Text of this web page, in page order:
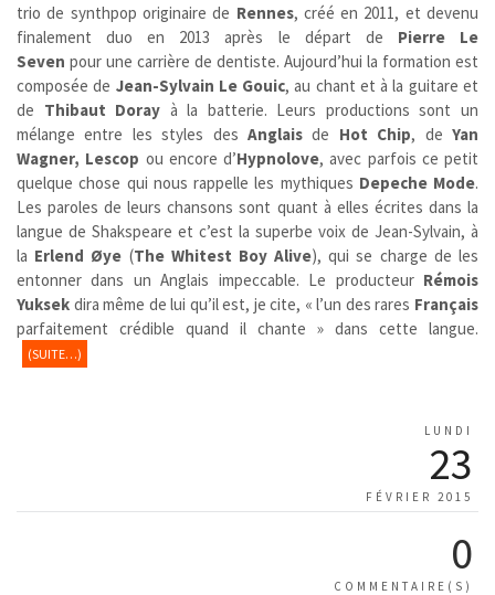
trio de synthpop originaire de Rennes, créé en 2011, et devenu
finalement duo en 2013 après le départ de Pierre Le
Seven pour une carrière de dentiste. Aujourd’hui la formation est
composée de Jean-Sylvain Le Gouic, au chant et à la guitare et
de Thibaut Doray à la batterie. Leurs productions sont un
mélange entre les styles des Anglais de Hot Chip, deYan
Wagner, Lescop ou encore d’Hypnolove, avec parfois ce petit
quelque chose qui nous rappelle les mythiques Depeche Mode.
Les paroles de leurs chansons sont quant à elles écrites dans la
langue de Shakspeare et c’est la superbe voix de Jean-Sylvain, à
la Erlend Øye (The Whitest Boy Alive), qui se charge de les
entonner dans un Anglais impeccable. Le producteur Rémois
Yuksek dira même de lui qu’il est, je cite, « l’un des rares Français
parfaitement crédible quand il chante » dans cette langue.
(SUITE…)
LUNDI
23
FÉVRIER 2015
0
COMMENTAIRE(S)